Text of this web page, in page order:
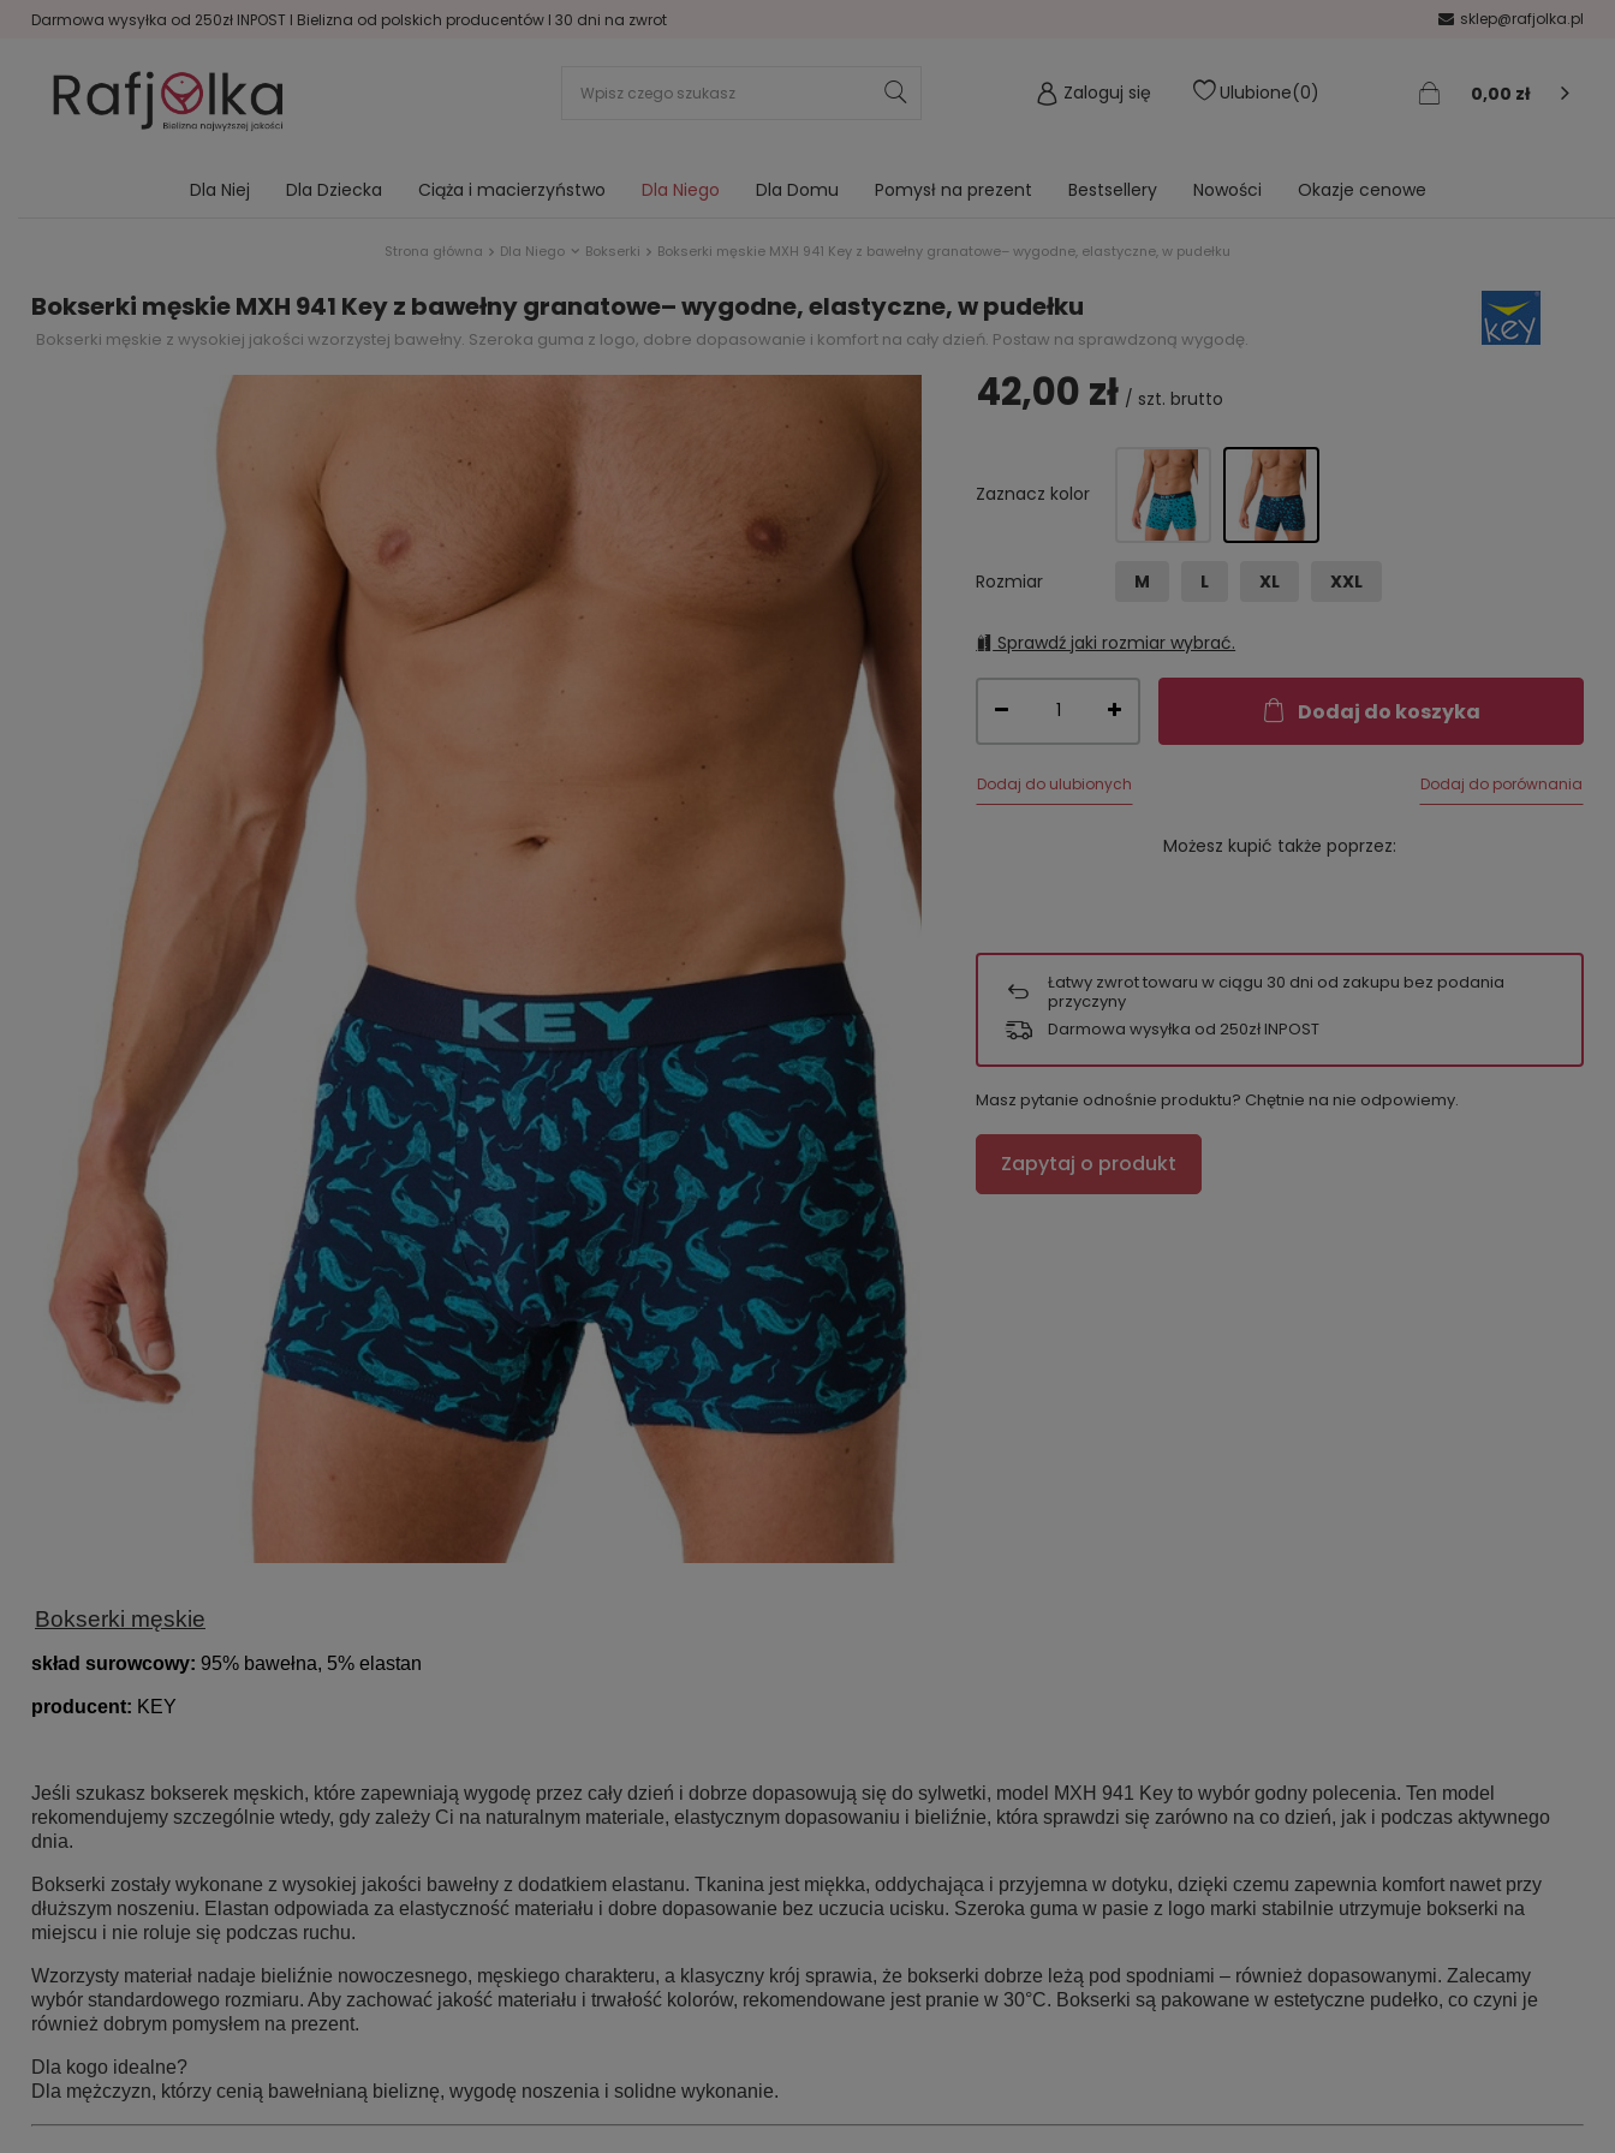
Darmowa wysyłka od 250zł INPOST I Bielizna od polskich producentów I 30 dni na zwrot sklep@rafjolka.pl
Zaloguj się Ulubione 0 0,00 zł
Dla Niej Dla Dziecka Ciąża i macierzyństwo Dla Niego Dla Domu Pomysł na prezent Bestsellery Nowości Okazje cenowe
Strona główna Dla Niego Bokserki Bokserki męskie MXH 941 Key z bawełny granatowe– wygodne, elastyczne, w pudełku
Bokserki męskie MXH 941 Key z bawełny granatowe– wygodne, elastyczne, w pudełku
Bokserki męskie z wysokiej jakości wzorzystej bawełny. Szeroka guma z logo, dobre dopasowanie i komfort na cały dzień. Postaw na sprawdzoną wygodę.
42,00 zł / szt. brutto
Zaznacz kolor
Rozmiar M L XL XXL
Sprawdź jaki rozmiar wybrać.
Dodaj do koszyka
Dodaj do ulubionych Dodaj do porównania
Możesz kupić także poprzez:
Łatwy zwrot towaru w ciągu 30 dni od zakupu bez podania
przyczyny
Darmowa wysyłka od 250zł INPOST
Masz pytanie odnośnie produktu? Chętnie na nie odpowiemy.
Zapytaj o produkt
Bokserki męskie
skład surowcowy: 95% bawełna, 5% elastan
producent: KEY
Jeśli szukasz bokserek męskich, które zapewniają wygodę przez cały dzień i dobrze dopasowują się do sylwetki, model MXH 941 Key to wybór godny polecenia. Ten model
rekomendujemy szczególnie wtedy, gdy zależy Ci na naturalnym materiale, elastycznym dopasowaniu i bieliźnie, która sprawdzi się zarówno na co dzień, jak i podczas aktywnego
dnia.
Bokserki zostały wykonane z wysokiej jakości bawełny z dodatkiem elastanu. Tkanina jest miękka, oddychająca i przyjemna w dotyku, dzięki czemu zapewnia komfort nawet przy
dłuższym noszeniu. Elastan odpowiada za elastyczność materiału i dobre dopasowanie bez uczucia ucisku. Szeroka guma w pasie z logo marki stabilnie utrzymuje bokserki na
miejscu i nie roluje się podczas ruchu.
Wzorzysty materiał nadaje bieliźnie nowoczesnego, męskiego charakteru, a klasyczny krój sprawia, że bokserki dobrze leżą pod spodniami – również dopasowanymi. Zalecamy
wybór standardowego rozmiaru. Aby zachować jakość materiału i trwałość kolorów, rekomendowane jest pranie w 30°C. Bokserki są pakowane w estetyczne pudełko, co czyni je
również dobrym pomysłem na prezent.
Dla kogo idealne?
Dla mężczyzn, którzy cenią bawełnianą bieliznę, wygodę noszenia i solidne wykonanie.